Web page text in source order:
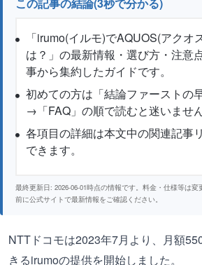
「irumo(イルモ)でAQUOS(アクオ
は？」の最新情報・選び方・注意
事から集約したガイドです。
初めての方は「結論ファーストの
→「FAQ」の順で読むと迷いません
各項目の詳細は本文中の関連記事
できます。
最終更新日: 2026-06-01時点の情報です。料金・仕様等は
前に公式サイトで最新情報をご確認ください。
NTTドコモは2023年7月より、月額
きるirumoの提供を開始しました。